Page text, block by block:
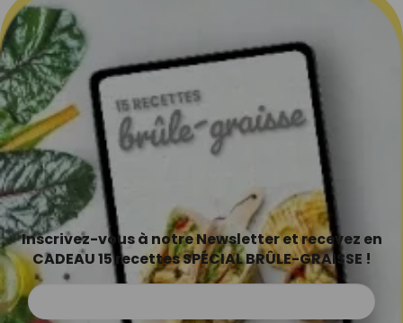
Inscrivez-vous à notre Newsletter et recevez en
CADEAU 15 recettes SPÉCIAL BRÛLE-GRAISSE !